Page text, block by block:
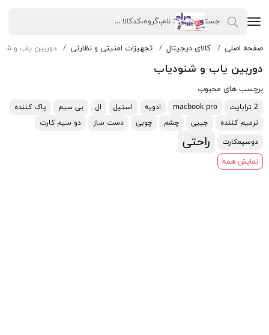
صفحه اصلی کالای دیجیتال تجهیزات امنیتی و نظارتی دوربین یاب و
دوربین یاب و شنودیاب
برچسب های محبوب
2 ترابایت macbook pro ادویه استیل ال بی سیم
پاک کننده
ترمیم کننده
جیبی چشم چوبی دست ساز
دو سیم کارت
دوسیمکارت
راحتی
نمایش همه